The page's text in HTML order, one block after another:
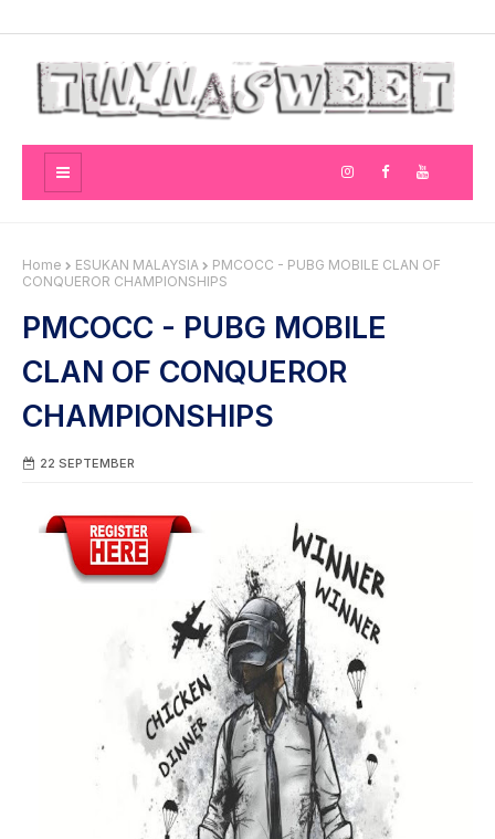
Home ESUKAN MALAYSIA
PMCOCC - PUBG MOBILE CLAN OF
CONQUEROR CHAMPIONSHIPS
PMCOCC - PUBG MOBILE
CLAN OF CONQUEROR
CHAMPIONSHIPS
22 SEPTEMBER